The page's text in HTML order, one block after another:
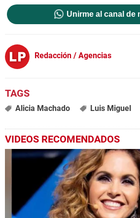
Unirme al canal de
Redacción / Agencias
Alicia Machado Luis Miguel
VIDEOS RECOMENDADOS